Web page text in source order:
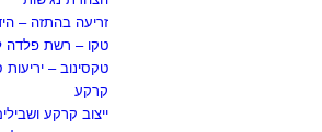
זריעה בהתזה –
טקו – רשת פלדה
טקסינוב – יריעות
קרקע
ייצוב קרקע